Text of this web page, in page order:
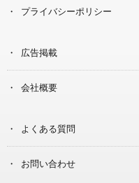
プライバシーポリシー
広告掲載
会社概要
よくある質問
お問い合わせ